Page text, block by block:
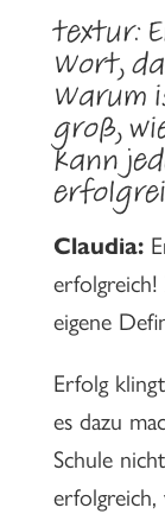
textur:
Wort,
groß,
kann
Claudia:
eigene
Erfolg
es dazu
Schule